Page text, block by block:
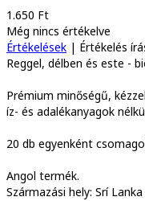
1.650 Ft
Még nincs értékelve
Értékelések | Értékelés
Reggel, délben és este -
Prémium minőségű,
íz- és adalékanyagok
20 db egyenként
Angol termék.
Származási hely: Srí